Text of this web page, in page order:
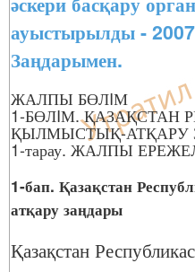
ауыстырылды -
Заңдарымен.
ЖАЛПЫ БӨЛIМ
1-БӨЛIМ. ҚАЗАҚСТАН
ҚЫЛМЫСТЫҚ-АТҚАРУ
1-тарау. ЖАЛПЫ
1-бап. Қазақстан
атқару заңдары
Қазақстан